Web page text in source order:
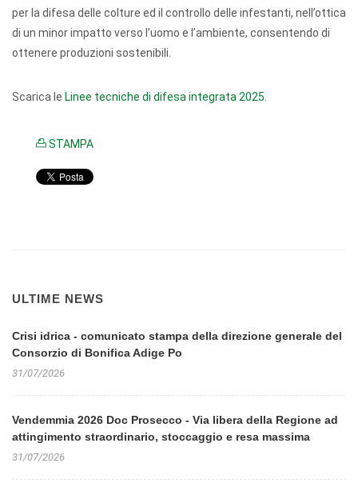
per la difesa delle colture ed il controllo delle infestanti, nell’ottica
di un minor impatto verso l’uomo e l’ambiente, consentendo di
ottenere produzioni sostenibili.
Scarica le Linee tecniche di difesa integrata 2025
STAMPA
ULTIME NEWS
Crisi idrica - comunicato stampa della direzione generale del
Consorzio di Bonifica Adige Po
31/07/2026
Vendemmia 2026 Doc Prosecco - Via libera della Regione ad
attingimento straordinario, stoccaggio e resa massima
31/07/2026